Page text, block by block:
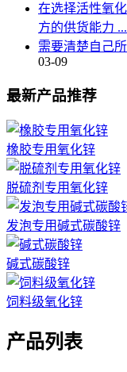
在选择活性氧
方的供货能力 ...
需要清楚自己
03-09
最新产品推荐
橡胶专用氧化锌
脱硫剂专用氧化锌
发泡专用碱式碳酸锌
碱式碳酸锌
饲料级氧化锌
产品列表